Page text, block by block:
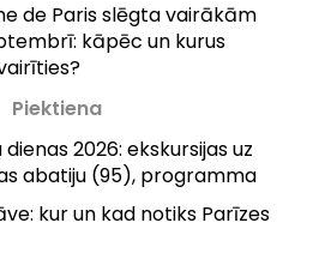
de Paris slēgta vairākām
kāpēc un kurus
Piektiena
2026: ekskursijas uz
abatiju (95), programma
kur un kad notiks Parīzes